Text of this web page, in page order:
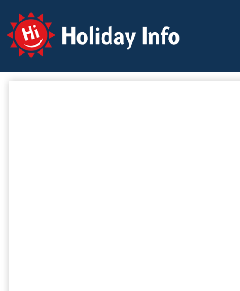
Holiday Info